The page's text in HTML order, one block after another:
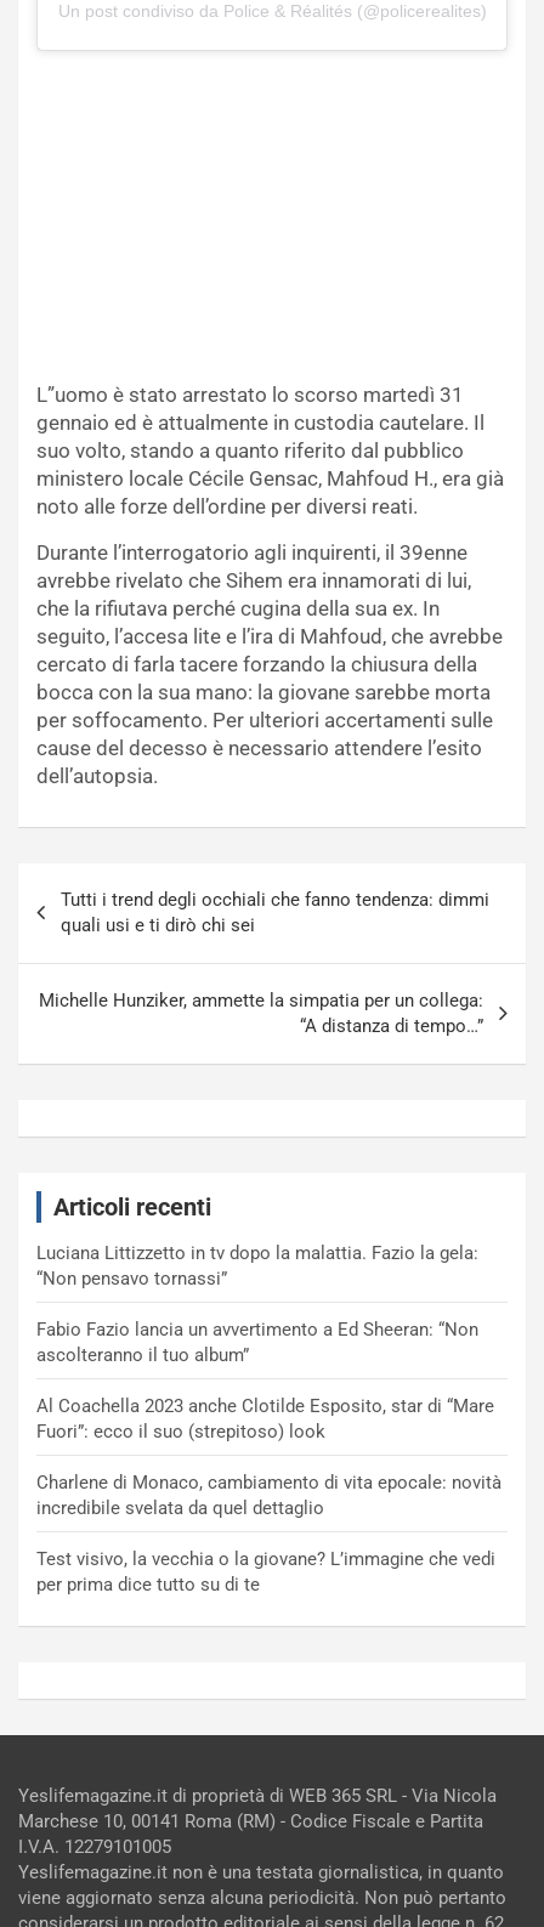
Un post condiviso da Police & Réalités (@policerealites)
L”uomo è stato arrestato lo scorso martedì 31
gennaio ed è attualmente in custodia cautelare. Il
suo volto, stando a quanto riferito dal pubblico
ministero locale Cécile Gensac, Mahfoud H., era già
noto alle forze dell’ordine per diversi reati.
Durante l’interrogatorio agli inquirenti, il 39enne
avrebbe rivelato che Sihem era innamorati di lui,
che la rifiutava perché cugina della sua ex. In
seguito, l’accesa lite e l’ira di Mahfoud, che avrebbe
cercato di farla tacere forzando la chiusura della
bocca con la sua mano: la giovane sarebbe morta
per soffocamento. Per ulteriori accertamenti sulle
cause del decesso è necessario attendere l’esito
dell’autopsia.
articoli
Tutti i trend degli occhiali che fanno tendenza: dimmi
quali usi e ti dirò chi sei
Michelle Hunziker, ammette la simpatia per un collega:
“A distanza di tempo…”
Articoli recenti
Luciana Littizzetto in tv dopo la malattia. Fazio la gela:
“Non pensavo tornassi”
Fabio Fazio lancia un avvertimento a Ed Sheeran: “Non
ascolteranno il tuo album”
Al Coachella 2023 anche Clotilde Esposito, star di “Mare
Fuori”: ecco il suo (strepitoso) look
Charlene di Monaco, cambiamento di vita epocale: novità
incredibile svelata da quel dettaglio
Test visivo, la vecchia o la giovane? L’immagine che vedi
per prima dice tutto su di te
Yeslifemagazine.it di proprietà di WEB 365 SRL - Via Nicola
Marchese 10, 00141 Roma (RM) - Codice Fiscale e Partita
I.V.A. 12279101005
Yeslifemagazine.it non è una testata giornalistica, in quanto
viene aggiornato senza alcuna periodicità. Non può pertanto